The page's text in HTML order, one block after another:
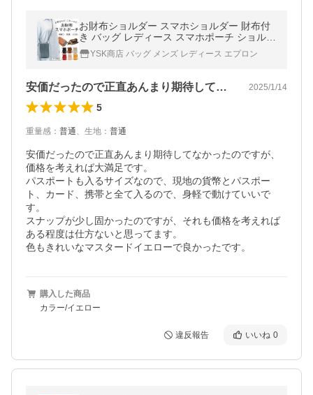
お財布ショルダー スマホショルダー 財布付
き バッグ レディース スマホポーチ ショルダ
ー レザー 本革風 ポシェット
YSK商店 バッグ メンズ レディース エプロン
安価だったので正直あんまり期待してなか… 2025/1/14
5
重量感 ： 普通、 生地 ： 普通
安価だったので正直あんまり期待してなかったのですが、
価格を考えれば大満足です。
パスポートも入るサイズなので、現地の貨幣とパスポー
ト、カード、携帯と全て入るので、身軽で動けていいで
す。
スナップが少し固かったのですが、それも価格を考えれば
ある程度は仕方ないと思ってます。
色もきれいなマスタードイエローで良かったです。
購入した商品
カラー/イエロー
違反報告 いいね 0